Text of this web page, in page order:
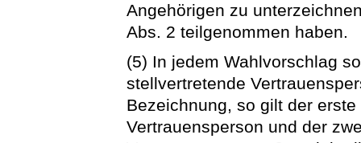
Angehörigen zu
Abs. 2 teilgenommen haben.
(5) In jedem Wahlvorschlag
stellvertretende
Bezeichnung, so gilt der
Vertrauensperson und der